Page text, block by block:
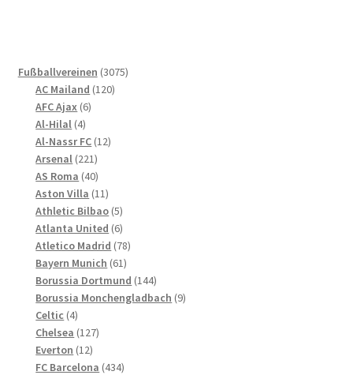
Fußballvereinen 30753075
AC Mailand 120120
AFC Ajax 66
Al-Hilal 44
Produkte
Al-Nassr FC 1212
Arsenal 221221
Produkte
AS Roma 4040
Produkte
Aston Villa 1111
Produkte
Athletic Bilbao 55
Produkte
Atlanta United 66
Produkte
Atletico Madrid 7878
Bayern Munich 6161
Produkte
Borussia Dortmund 144144
Produkte
Borussia Monchengladbach 99
Celtic 44
Produkte
Chelsea 127127
Everton 1212
Produkte
FC Barcelona 434434